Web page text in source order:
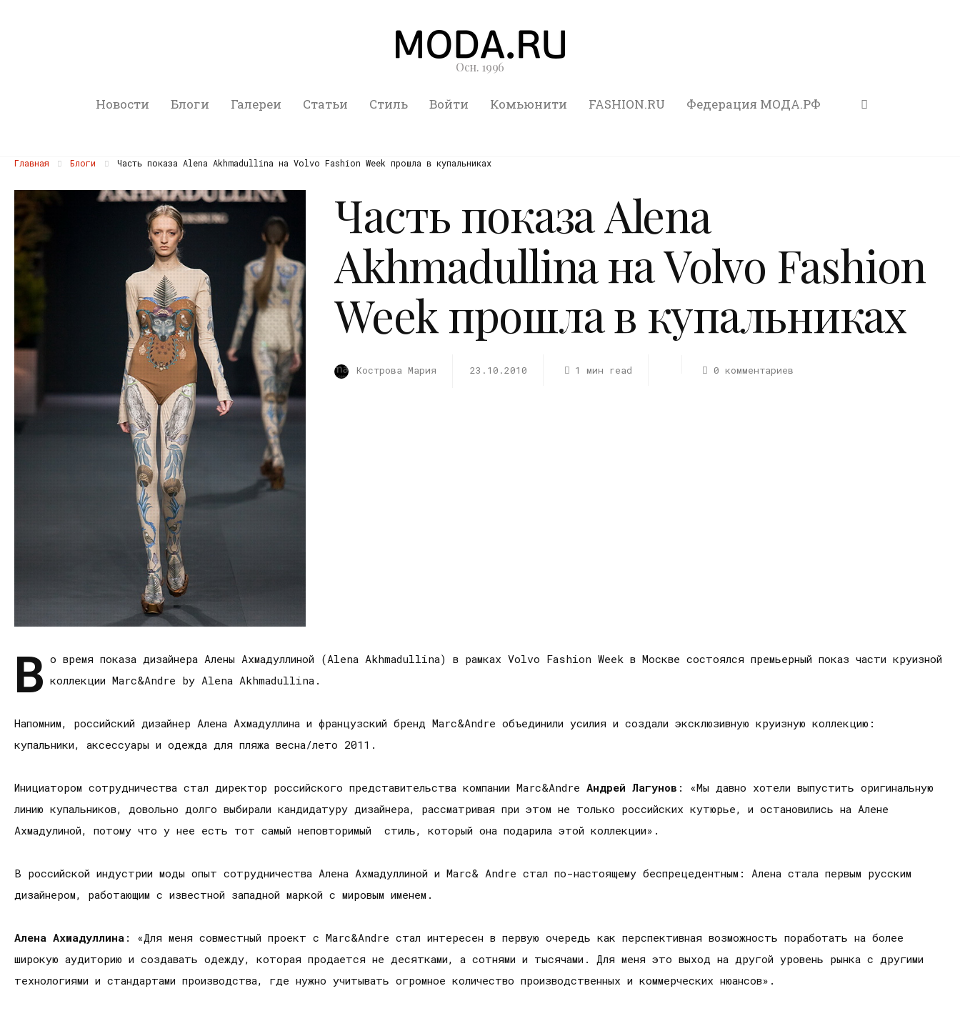
Осн. 1996
Новости Блоги Галереи Статьи Стиль Войти Комьюнити FASHION.RU Федерация МОДА.РФ
Главная Блоги Часть показа Alena Akhmadullina на Volvo Fashion Week прошла в купальниках
Часть показа Alena
Akhmadullina на Volvo Fashion
Week прошла в купальниках
Кострова Мария 23.10.2010 1 мин read 0 комментариев
В о время показа дизайнера Алены Ахмадуллиной (Alena Akhmadullina) в рамках Volvo Fashion Week в Москве состоялся премьерный показ части круизной
коллекции Marc&Andre by Alena Akhmadullina.
Напомним, российский дизайнер Алена Ахмадуллина и французский бренд Marc&Аndre объединили усилия и создали эксклюзивную круизную коллекцию:
купальники, аксессуары и одежда для пляжа весна/лето 2011.
Инициатором сотрудничества стал директор российского представительства компании Marc&Andre Андрей Лагунов : «Мы давно хотели выпустить оригинальную
линию купальников, довольно долго выбирали кандидатуру дизайнера, рассматривая при этом не только российских кутюрье, и остановились на Алене
Ахмадулиной, потому что у нее есть тот самый неповторимый стиль, который она подарила этой коллекции».
В российской индустрии моды опыт сотрудничества Алена Ахмадуллиной и Marc& Andre стал по-настоящему беспрецедентным: Алена стала первым русским
дизайнером, работающим с известной западной маркой с мировым именем.
Алена Ахмадуллина : «Для меня совместный проект с Marc&Andre стал интересен в первую очередь как перспективная возможность поработать на более
широкую аудиторию и создавать одежду, которая продается не десятками, а сотнями и тысячами. Для меня это выход на другой уровень рынка с другими
технологиями и стандартами производства, где нужно учитывать огромное количество производственных и коммерческих нюансов».